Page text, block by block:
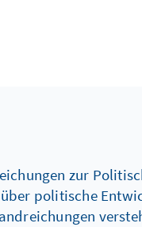
zur
politische